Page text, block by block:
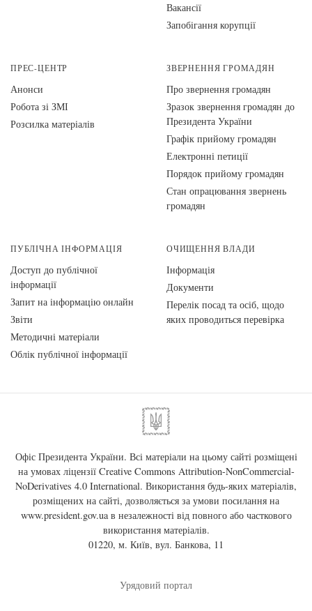
Вакансії
Запобігання корупції
ПРЕС-ЦЕНТР
Анонси
Робота зі ЗМІ
Розсилка матеріалів
ЗВЕРНЕННЯ ГРОМАДЯН
Про звернення громадян
Зразок звернення громадян до
Президента України
Графік прийому громадян
Електронні петиції
Порядок прийому громадян
Стан опрацювання звернень
громадян
ПУБЛІЧНА ІНФОРМАЦІЯ
Доступ до публічної
інформації
Запит на інформацію онлайн
Звіти
Методичні матеріали
Облік публічної інформації
ОЧИЩЕННЯ ВЛАДИ
Інформація
Документи
Перелік посад та осіб, щодо
яких проводиться перевірка
Офіс Президента України. Всі матеріали на цьому сайті розміщені
на умовах ліцензії Creative Commons Attribution-NonCommercial-
NoDerivatives 4.0 International. Використання будь-яких матеріалів,
розміщених на сайті, дозволяється за умови посилання на
www.president.gov.uaв незалежності від повного або часткового
використання матеріалів.
01220, м. Київ, вул. Банкова, 11
Урядовий портал